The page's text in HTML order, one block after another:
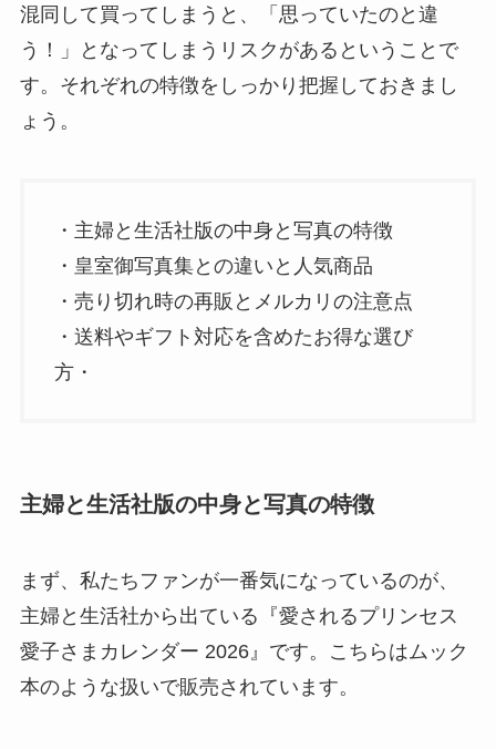
混同して買ってしまうと、「思っていたのと違
う！」となってしまうリスクがあるということで
す。それぞれの特徴をしっかり把握しておきまし
ょう。
・主婦と生活社版の中身と写真の特徴
・皇室御写真集との違いと人気商品
・売り切れ時の再販とメルカリの注意点
・送料やギフト対応を含めたお得な選び
方・
主婦と生活社版の中身と写真の特徴
まず、私たちファンが一番気になっているのが、
主婦と生活社から出ている『愛されるプリンセス
愛子さまカレンダー 2026』です。こちらはムック
本のような扱いで販売されています。